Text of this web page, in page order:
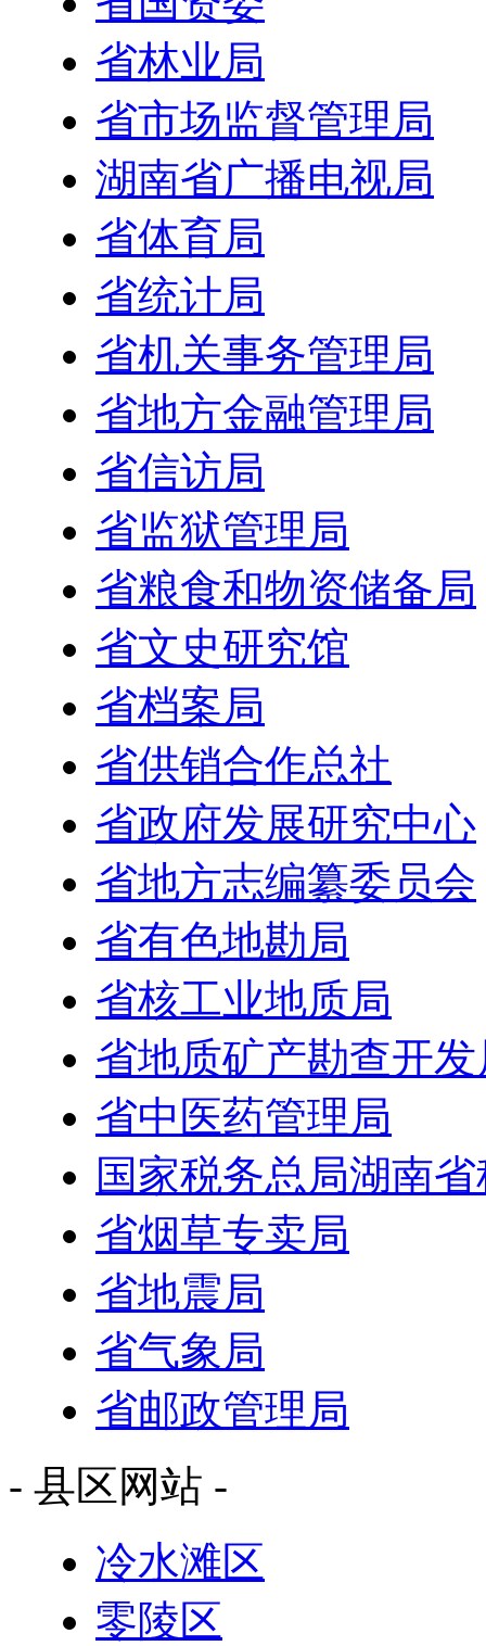
省林业局
省市场监督管理局
湖南省广播电视局
省体育局
省统计局
省机关事务管理局
省地方金融管理局
省信访局
省监狱管理局
省粮食和物资储备局
省文史研究馆
省档案局
省供销合作总社
省政府发展研究中心
省地方志编纂委员会
省有色地勘局
省核工业地质局
省地质矿产勘查开发
省中医药管理局
国家税务总局湖南
省烟草专卖局
省地震局
省气象局
省邮政管理局
- 县区网站 -
冷水滩区
零陵区